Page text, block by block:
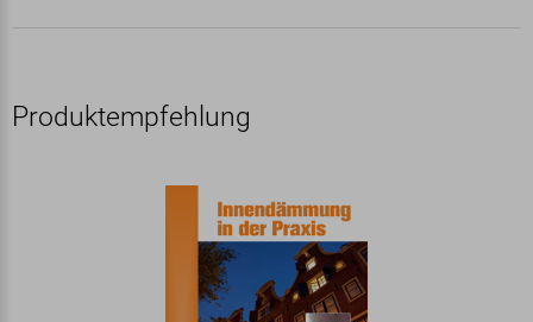
Produktempfehlung